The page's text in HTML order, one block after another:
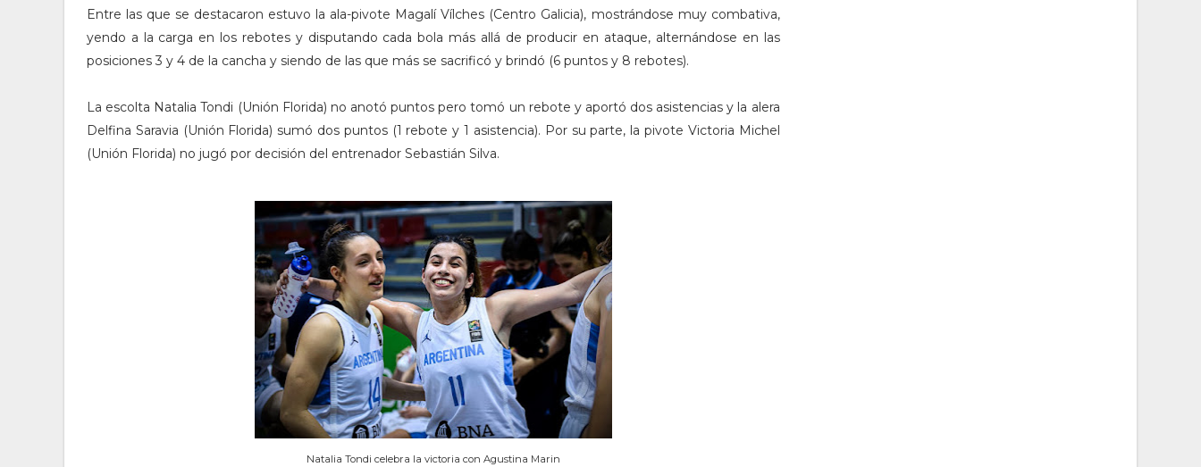
Entre las que se destacaron estuvo la ala-pivote Magalí Vílches (Centro Galicia), mostrándose muy combativa,
yendo a la carga en los rebotes y disputando cada bola más allá de producir en ataque, alternándose en las
posiciones 3 y 4 de la cancha y siendo de las que más se sacrificó y brindó (6 puntos y 8 rebotes).
La escolta Natalia Tondi (Unión Florida) no anotó puntos pero tomó un rebote y aportó dos asistencias y la alera
Delfina Saravia (Unión Florida) sumó dos puntos (1 rebote y 1 asistencia). Por su parte, la pivote Victoria Michel
(Unión Florida) no jugó por decisión del entrenador Sebastián Silva.
Natalia Tondi celebra la victoria con Agustina Marin